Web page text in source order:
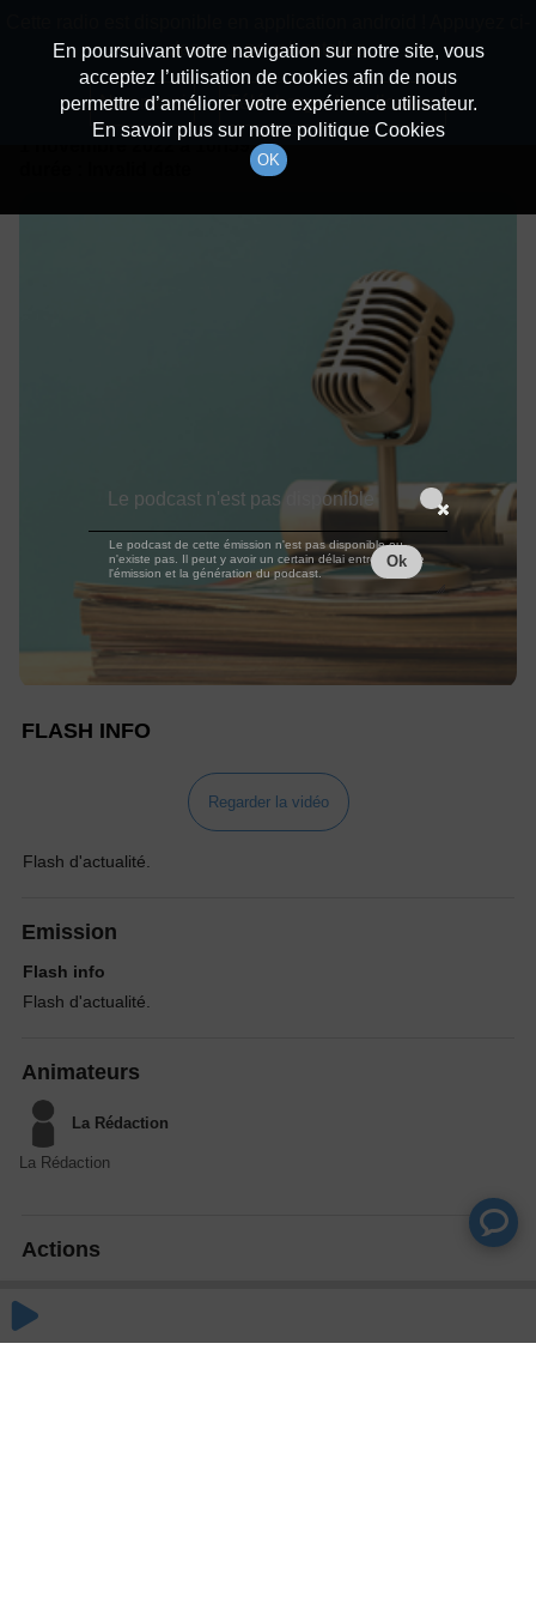
Détails De L'épisode
à 10h59
FLASH INFO
Regarder la vidéo
Flash d'actualité.
Emission
Flash info
Flash d'actualité.
Animateurs
La Rédaction
La Rédaction
Actions
En poursuivant votre navigation sur notre site, vous
acceptez l’utilisation de cookies afin de nous
permettre d’améliorer votre expérience utilisateur.
En savoir plus sur notre politique Cookies
OK
dessous pour l'installer.
Non merci Télécharger l'application
Le podcast n'est pas disponible
Le podcast de cette émission n'est pas disponible ou
n'existe pas. Il peut y avoir un certain délai entre la fin de
l'émission et la génération du podcast.
Ok